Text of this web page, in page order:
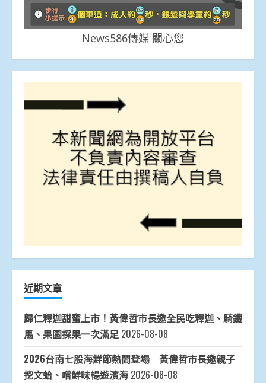
News586傳媒 關心您
近期文章
歸仁釋迦甜蜜上市！黃偉哲市長邀全民吃釋迦、騎鐵
馬、果園採果一次滿足 2026-08-08
2026台南七股海鮮節熱鬧登場 黃偉哲市長邀親子
挖文蛤、嚐鮮味暢遊濱海 2026-08-08